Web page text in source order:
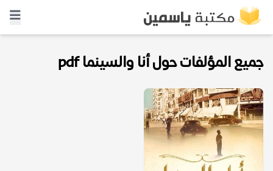
جميع المؤلفات حول أنا والسينما pdf